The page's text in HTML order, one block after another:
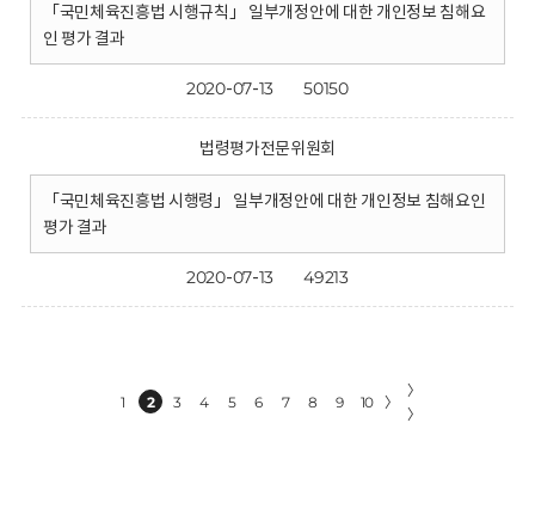
「국민체육진흥법 시행규칙」 일부개정안에 대한 개인정보 침해요
인 평가 결과
2020-07-13 50150
법령평가전문위원회
「국민체육진흥법 시행령」 일부개정안에 대한 개인정보 침해요인
평가 결과
2020-07-13 49213
1 2 3 4 5 6 7 8 9 10 〉
〉
〉